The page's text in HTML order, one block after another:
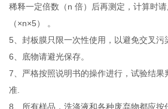
稀释一定倍数（n 倍）后再测定，计算时
（×n×5） 。
5、封板膜只限一次性使用，以避免交叉污
6、底物请避光保存。
7、严格按照说明书的操作进行，试验结果
准.
8、所有样品，洗涤液和各种废弃物都应按